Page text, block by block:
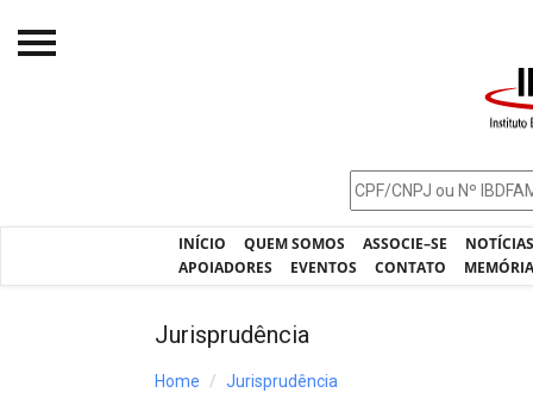
INÍCIO QUEM SOMOS ASSOCIE–SE
APOIADORES
EVENTOS CONTATO
Jurisprudência
Home Jurisprudência